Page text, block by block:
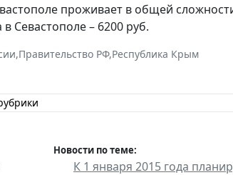
проживает в общей
Севастополе – 6200 руб.
,Правительство РФ,Республика Крым
Новости по теме:
К 1 января 2015 года